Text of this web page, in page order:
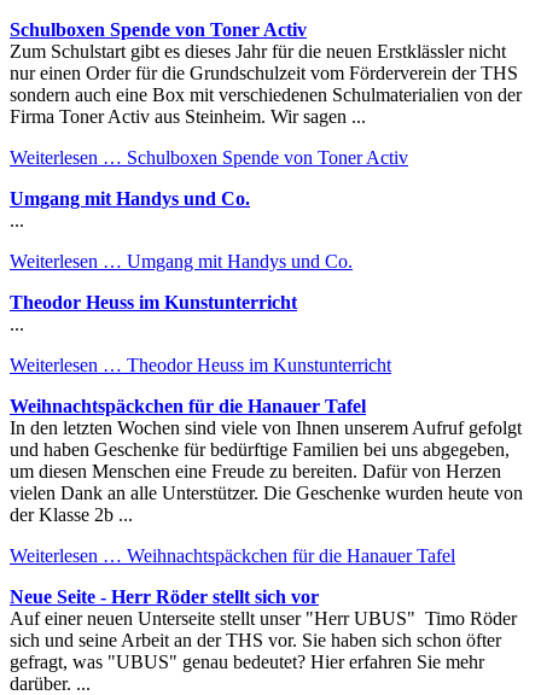
Schulboxen Spende von Toner Activ
Zum Schulstart gibt es dieses Jahr für die neuen Erstklässler nicht
nur einen Order für die Grundschulzeit vom Förderverein der THS
sondern auch eine Box mit verschiedenen Schulmaterialien von der
Firma Toner Activ aus Steinheim. Wir sagen ...
Weiterlesen … Schulboxen Spende von Toner Activ
Umgang mit Handys und Co.
...
Weiterlesen … Umgang mit Handys und Co.
Theodor Heuss im Kunstunterricht
...
Weiterlesen … Theodor Heuss im Kunstunterricht
Weihnachtspäckchen für die Hanauer Tafel
In den letzten Wochen sind viele von Ihnen unserem Aufruf gefolgt
und haben Geschenke für bedürftige Familien bei uns abgegeben,
um diesen Menschen eine Freude zu bereiten. Dafür von Herzen
vielen Dank an alle Unterstützer. Die Geschenke wurden heute von
der Klasse 2b ...
Weiterlesen … Weihnachtspäckchen für die Hanauer Tafel
Neue Seite - Herr Röder stellt sich vor
Auf einer neuen Unterseite stellt unser "Herr UBUS" Timo Röder
sich und seine Arbeit an der THS vor. Sie haben sich schon öfter
gefragt, was "UBUS" genau bedeutet? Hier erfahren Sie mehr
darüber. ...